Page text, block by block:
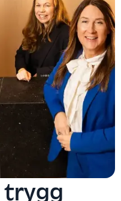
trygg